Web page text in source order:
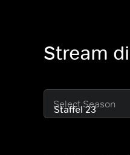
Stream
Select Season